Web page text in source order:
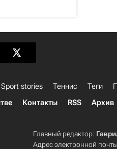
Sport stories Теннис Теги
Контакты RSS Архив
Главный редактор:
Адрес электронной